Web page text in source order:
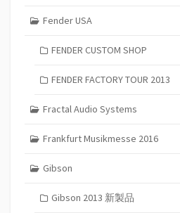
Fender USA
FENDER CUSTOM SHOP
FENDER FACTORY TOUR 2013
Fractal Audio Systems
Frankfurt Musikmesse 2016
Gibson
Gibson 2013 新製品